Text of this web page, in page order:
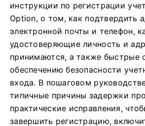
инструкции по регистрации
Option, о том, как подтвердить
электронной почты и телефон,
удостоверяющие личность и
принимаются, а также быстрые
обеспечению безопасности
входа. В пошаговом
типичные причины задержки
практические исправления,
завершить регистрацию,